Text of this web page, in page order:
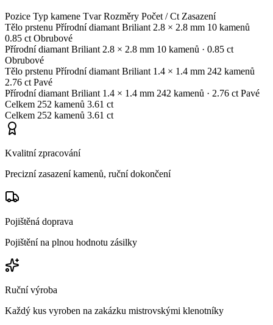
Pozice Typ kamene Tvar Rozměry Počet / Ct Zasazení
Tělo prstenu Přírodní diamant Briliant 2.8 × 2.8 mm 10 kamenů
0.85 ct Obrubové
Přírodní diamant Briliant 2.8 × 2.8 mm 10 kamenů · 0.85 ct
Obrubové
Tělo prstenu Přírodní diamant Briliant 1.4 × 1.4 mm 242 kamenů
2.76 ct Pavé
Přírodní diamant Briliant 1.4 × 1.4 mm 242 kamenů · 2.76 ct Pavé
Celkem 252 kamenů 3.61 ct
Celkem 252 kamenů 3.61 ct
Kvalitní zpracování
Precizní zasazení kamenů, ruční dokončení
Pojištěná doprava
Pojištění na plnou hodnotu zásilky
Ruční výroba
Každý kus vyroben na zakázku mistrovskými klenotníky